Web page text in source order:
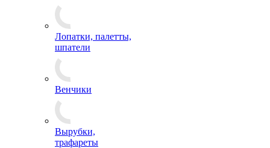
Лопатки, палетты,
шпатели
Венчики
Вырубки,
трафареты